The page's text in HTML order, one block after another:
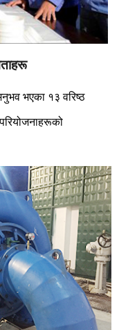
भएका १३ वरिष्ठ